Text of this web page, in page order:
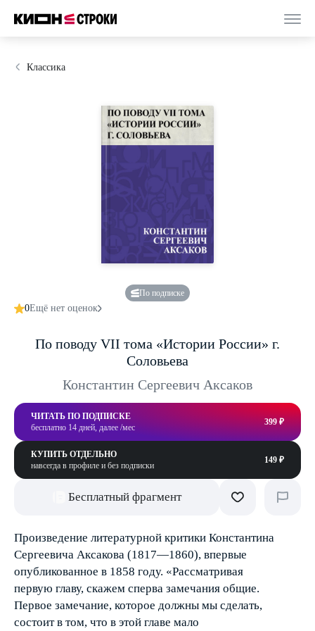
Классика
По подписке
0Ещё нет оценок
По поводу VII тома «Истории России» г.
Соловьева
Константин Сергеевич Аксаков
ЧИТАТЬ ПО ПОДПИСКЕ
бесплатно 14 дней, далее /мес
399 ₽
КУПИТЬ ОТДЕЛЬНО
навсегда в профиле и без подписки
149 ₽
Бесплатный фрагмент
Произведение литературной критики Константина
Сергеевича Аксакова (1817—1860), впервые
опубликованное в 1858 году. «Рассматривая
первую главу, скажем сперва замечания общие.
Первое замечание, которое должны мы сделать,
состоит в том, что в этой главе мало